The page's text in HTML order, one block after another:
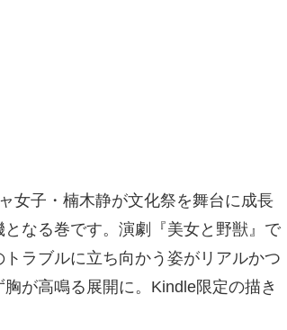
女子・楠木静が文化祭を舞台に成長
なる巻です。演劇『美女と野獣』で
ラブルに立ち向かう姿がリアルかつ
が高鳴る展開に。Kindle限定の描き